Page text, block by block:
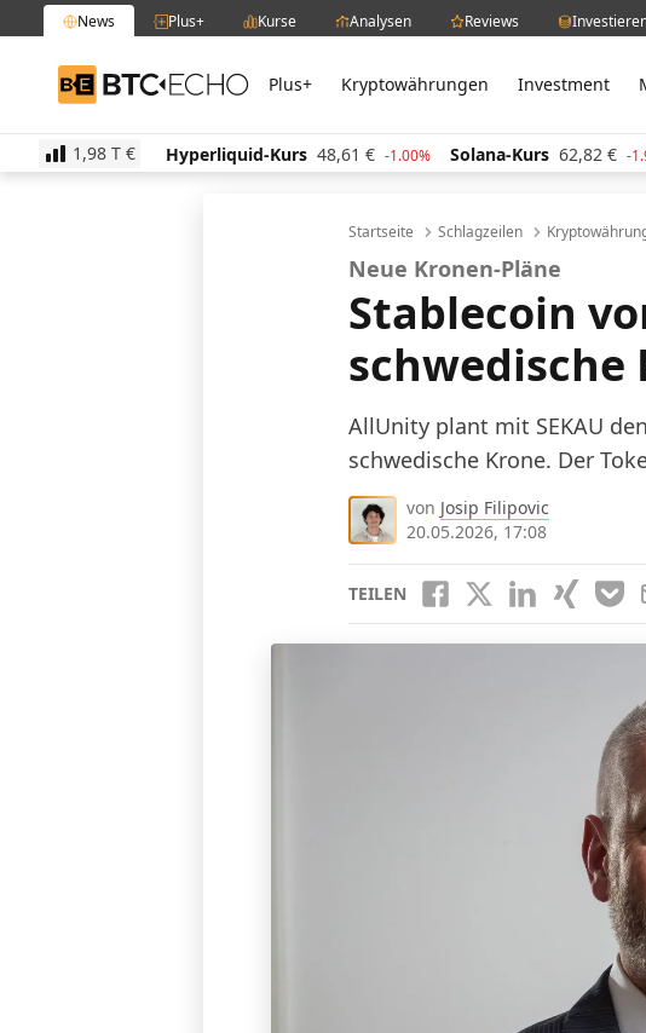
News Plus+ Kurse Analysen Reviews
BTC-ECHO Plus+ Kryptowährungen Investment
1,98 T €
-0.50% Hyperliquid-Kurs 48,61 € -1.00% Solana-Kurs 62,82 € -1.90%
Startseite Schlagzeilen
Neue Kronen-Pläne
Stablecoin
schwedische
AllUnity plant mit SEKAU
schwedische Krone. Der
von Josip Filipovic
20.05.2026, 17:08
TEILEN